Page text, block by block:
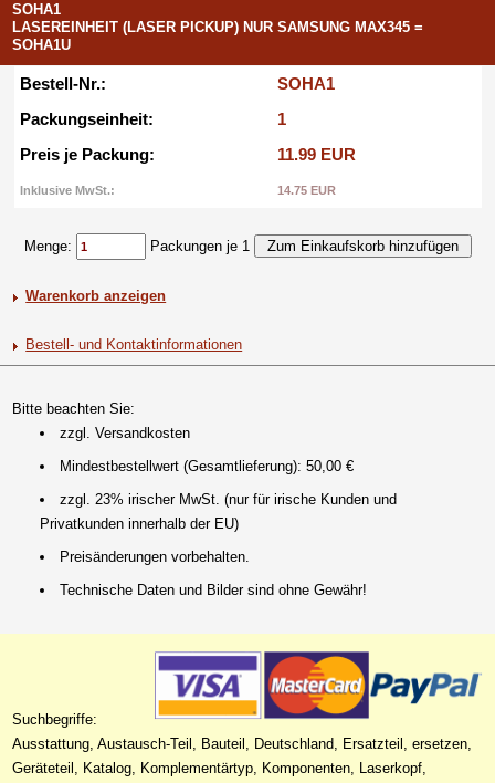
SOHA1
LASEREINHEIT (LASER PICKUP) NUR SAMSUNG MAX345 =
SOHA1U
Bestell-Nr.:
SOHA1
Packungseinheit:
1
Preis je Packung:
11.99 EUR
Inklusive MwSt.: 14.75 EUR
Menge: Packungen je 1
Warenkorb anzeigen
Bestell- und Kontaktinformationen
Bitte beachten Sie:
zzgl. Versandkosten
Mindestbestellwert (Gesamtlieferung): 50,00 €
zzgl. 23% irischer MwSt. (nur für irische Kunden und
Privatkunden innerhalb der EU)
Preisänderungen vorbehalten.
Technische Daten und Bilder sind ohne Gewähr!
Suchbegriffe:
Ausstattung, Austausch-Teil, Bauteil, Deutschland, Ersatzteil, ersetzen,
Geräteteil, Katalog, Komplementärtyp, Komponenten, Laserkopf,